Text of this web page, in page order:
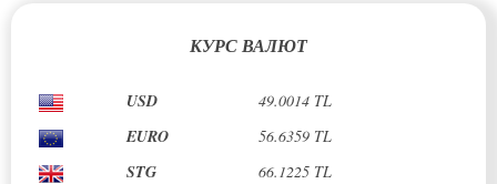
КУРС ВАЛЮТ
USD 49.0014 TL
EURO 56.6359 TL
STG 66.1225 TL